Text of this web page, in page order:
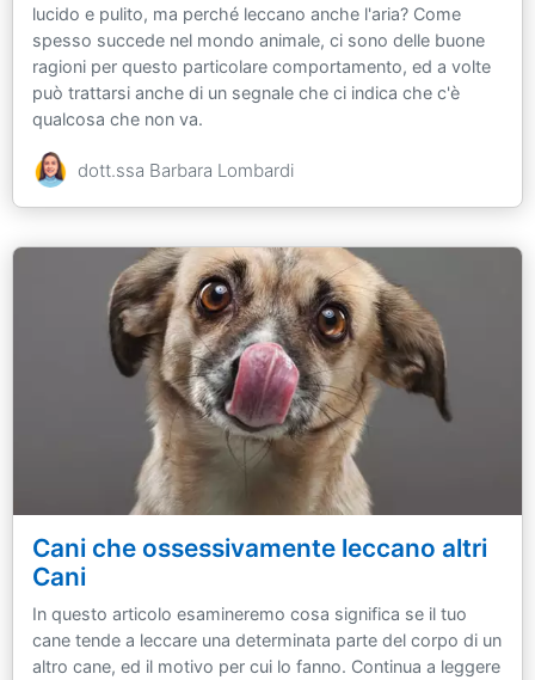
lucido e pulito, ma perché leccano anche l'aria? Come
spesso succede nel mondo animale, ci sono delle buone
ragioni per questo particolare comportamento, ed a volte
può trattarsi anche di un segnale che ci indica che c'è
qualcosa che non va.
dott.ssa Barbara Lombardi
Cani che ossessivamente leccano altri
Cani
In questo articolo esamineremo cosa significa se il tuo
cane tende a leccare una determinata parte del corpo di un
altro cane, ed il motivo per cui lo fanno. Continua a leggere